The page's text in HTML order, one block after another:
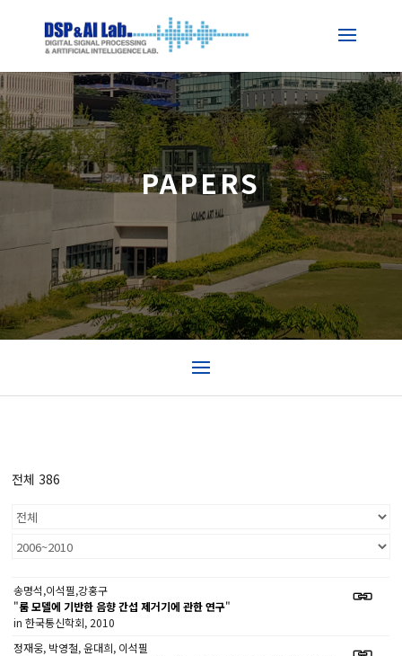
PAPERS
전체 386
송명석,이석필,강홍구
"룸 모델에 기반한 음향 간섭 제거기에 관한 연구"
in 한국통신학회, 2010
정재웅, 박영철, 윤대희, 이석필